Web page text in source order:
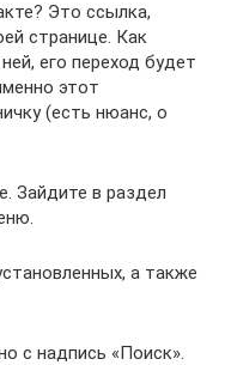
Это ссылка,
странице. Как
его переход будет
этот
(есть нюанс, о
Зайдите в раздел
а также
с надпись «Поиск».